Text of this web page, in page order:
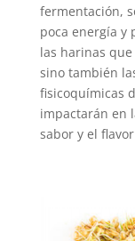
fermentación,
poca energía y
las harinas
sino también
fisicoquímicas
impactarán en
sabor y el